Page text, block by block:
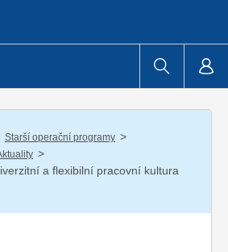
Starší operační programy /
/
a flexibilní pracovní kultura